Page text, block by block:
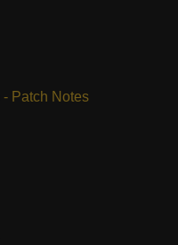
Patch Notes